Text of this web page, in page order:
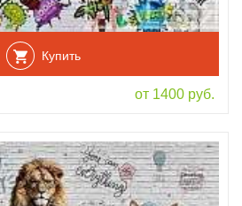
Купить
от 1400 руб.